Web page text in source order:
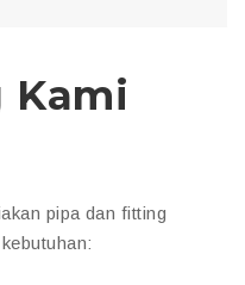
Kami
pipa dan fitting